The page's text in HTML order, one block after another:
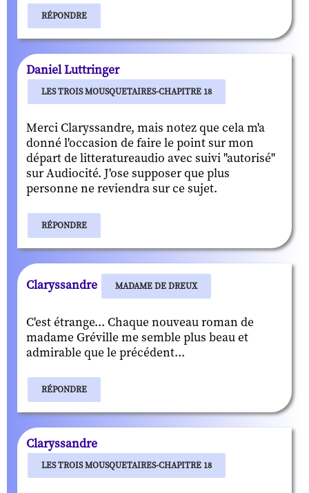
RÉPONDRE
Daniel Luttringer
LES TROIS MOUSQUETAIRES-CHAPITRE 18
Merci Claryssandre, mais notez que cela m'a
donné l'occasion de faire le point sur mon
départ de litteratureaudio avec suivi "autorisé"
sur Audiocité. J'ose supposer que plus
personne ne reviendra sur ce sujet.
RÉPONDRE
Claryssandre MADAME DE DREUX
C'est étrange... Chaque nouveau roman de
madame Gréville me semble plus beau et
admirable que le précédent...
RÉPONDRE
Claryssandre
LES TROIS MOUSQUETAIRES-CHAPITRE 18